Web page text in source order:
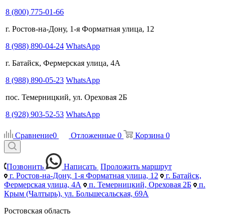
8 (800) 775-01-66
г. Ростов-на-Дону, 1-я Форматная улица, 12
8 (988) 890-04-24 WhatsApp
г. Батайск, Фермерская улица, 4А
8 (988) 890-05-23 WhatsApp
пос. Темерницкий, ул. Ореховая 2Б
8 (928) 903-52-53 WhatsApp
Сравнение0 Отложенные 0 Корзина 0
Позвонить Написать Проложить маршрут
г. Ростов-на-Дону, 1-я Форматная улица, 12
г. Батайск,
Фермерская улица, 4А
п. Темерницкий, Ореховая 2Б
п.
Крым (Чалтырь), ул. Большесальская, 69А
Ростовская область